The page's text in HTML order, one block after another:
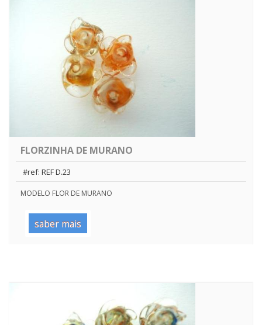
FLORZINHA DE MURANO
#ref: REF D.23
MODELO FLOR DE MURANO
saber mais